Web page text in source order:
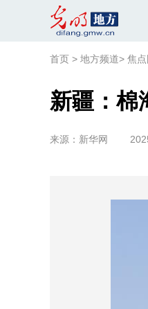
首页 > 地方频道> 焦点
新疆：棉
来源： 新华网